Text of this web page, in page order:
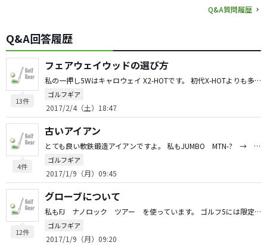
Q&A質問履歴
Q&A回答履歴
13件
フェアウェイウッドの選び方
私の一押し5Wはキャロウェイ X2-HOTです。 初代X-HOTよりも多少アベレージ向けと思いますし、3Wでは球の上がらない心配がありますが、5Wなら十分に浮いて低スピンで飛びます。 先調子（スピーダー系）がお好みなら、つかまりも良く安心です。 球の上がる優しい3Wよりも確実に飛ぶので、HS42〜45ゴルファーの救世主と思えます。 ご参考になれば幸いです。
ゴルフギア
2017/2/4（土）18:47
4件
古いアイアン
とても良い軟鉄鍛造アイアンですよ。 私もJUMBO MTN-? → 飯合肇 HM-55 → 尾崎直道 JOEモデルと 使用していました。 当時はBSの全盛期でしたね。 HM-55のPSとSWのウェッジは本当に長く使っていました。 まだPS,SWの2本とJOEモデル5〜Pは納戸にあると思うので、引っ張り出して 今夜の酒のツマミにします。 懐かしい話ありがとうございました。
ゴルフギア
2017/1/9（月）09:45
12件
グローブについて
私もFJ ナノロック ツアー を使っています。 ゴルフ5には限定5カラーも有り、コーディネートも楽しいですよ。 http://item.rakuten.co.jp/alpen-group-golf5/1858291710/ グリップをIOMIC Black ARMOR Sticky Evolution 2.3に変更した時から ナノロック ツアーにしました。 この組合せで晴天時はもちろん、雨天時が凄く楽になりました。 掌にグリップの黒い汚れが目立ってきたらハンドソープを使いブラシで 洗っていますが、今年4回洗っても風合いは許容範囲内です。 私はグリップとグローブには相性があると思っています。 ツアーベルベットの時は、BSやキャスコのソフリナ素材系を使っていました。 晴天時は良いのですが、雨天時はタオル拭きをサボると滑っていました。 最近は良いグローブが沢山出ているので、全て試した訳ではありませんが 私は前述したカラーコーディネートと性能、価格面で決めました。 参考になれば幸いです。
ゴルフギア
2017/1/9（月）09:20